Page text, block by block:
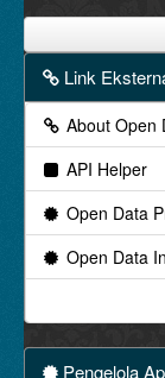
Link
About Open
API Helper
Open Data
Open Data
Pengelola